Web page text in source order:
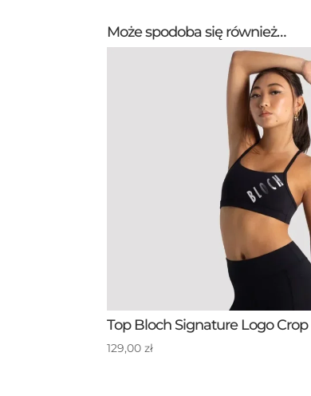
Może spodoba się również…
Top Bloch Signature Logo Crop
129,00zł